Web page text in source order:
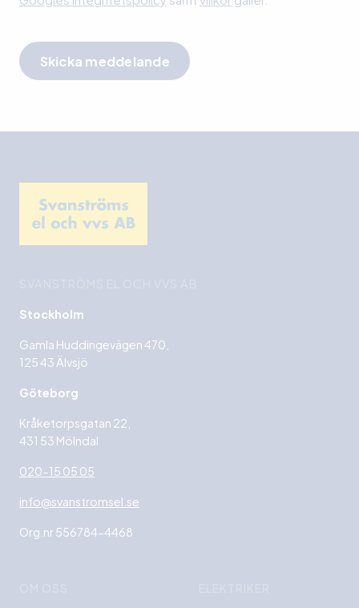
Stockholm
Gamla Huddingevägen 470,
125 43 Älvsjö
Göteborg
Kråketorpsgatan 22,
431 53 Mölndal
020-15 05 05
info@svanstromsel.se
Org.nr 556784-4468